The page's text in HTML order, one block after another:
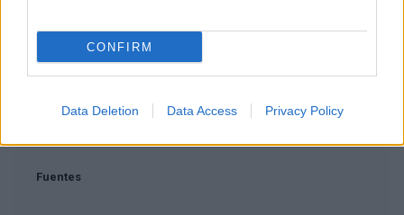
CONFIRM
Data Deletion Data Access Privacy Policy
Mira también en la lengua
Fuentes